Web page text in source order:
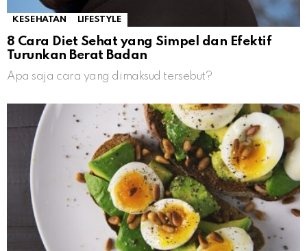
KESEHATAN LIFESTYLE
8 Cara Diet Sehat yang Simpel dan Efektif
Turunkan Berat Badan
Apa saja cara yang dimaksud tersebut?